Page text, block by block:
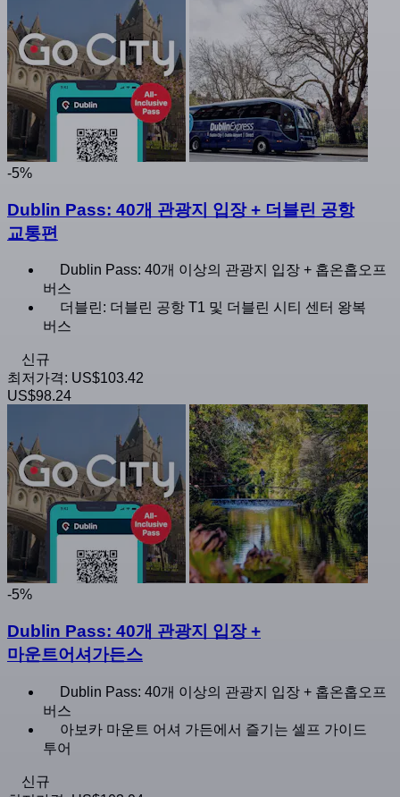
-5%
Dublin Pass: 40개 관광지 입장 + 더블린 공항
교통편
Dublin Pass: 40개 이상의 관광지 입장 + 홉온홉오프
버스
더블린: 더블린 공항 T1 및 더블린 시티 센터 왕복
버스
신규
최저가격: US$103.42
US$98.24
-5%
Dublin Pass: 40개 관광지 입장 +
마운트어셔가든스
Dublin Pass: 40개 이상의 관광지 입장 + 홉온홉오프
버스
아보카 마운트 어셔 가든에서 즐기는 셀프 가이드
투어
신규